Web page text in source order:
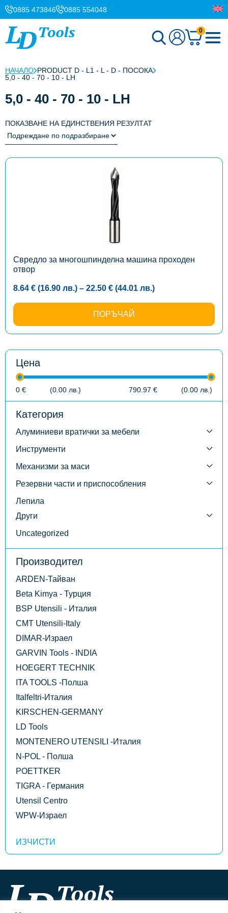
0885 473846 0885 554048
0
НАЧАЛО PRODUCT D - L1 - L - D - ПОСОКА
5,0 - 40 - 70 - 10 - LH
5,0 - 40 - 70 - 10 - LH
ПОКАЗВАНЕ НА ЕДИНСТВЕНИЯ РЕЗУЛТАТ
Свредло за многошпинделна машина проходен
отвор
8.64 € (16.90 лв.) – 22.50 € (44.01 лв.)Price
8.64 €
through
22.50 €
лв.)
ПОРЪЧАЙ
the
product
page
Цена
0 € (0.00 лв. ) 790.97 € (0.00 лв. )
Категория
Алуминиеви вратички за мебели
Инструменти
Механизми за маси
Резервни части и приспособления
Лепила
Други
Uncategorized
Производител
ARDEN-Тайван
Beta Kimya - Турция
BSP Utensili - Италия
CMT Utensili-Italy
DIMAR-Израел
GARVIN Tools - INDIA
HOEGERT TECHNIK
ITA TOOLS -Полша
Italfeltri-Италия
KIRSCHEN-GERMANY
LD Tools
MONTENERO UTENSILI -Италия
N-POL - Полша
POETTKER
TIGRA - Германия
Utensil Centro
WPW-Израел